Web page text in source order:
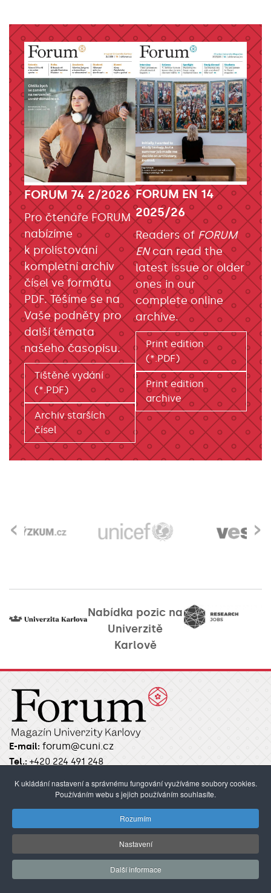
FORUM 74 2/2026
Pro čtenáře FORUM
nabízíme
k prolistování
kompletní archiv
čísel ve formátu
PDF. Těšíme se na
Vaše podněty pro
další témata
našeho časopisu.
Tištěné vydání
(*.PDF)
Archiv starších
čísel
FORUM EN 14
2025/26
Readers of FORUM
ENcan read the
latest issue or older
ones in our
complete online
archive.
Print edition
(*.PDF)
Print edition
archive
›
‹
Nabídka pozic na
Univerzitě
Karlově
E-mail: forum@cuni.cz
Tel.: +420 224 491 248
RUBRIKY
K ukládání nastavení a správnému fungování využíváme soubory cookies.
Používáním webu s jejich používáním souhlasíte.
Rozumím
Nastavení
Další informace